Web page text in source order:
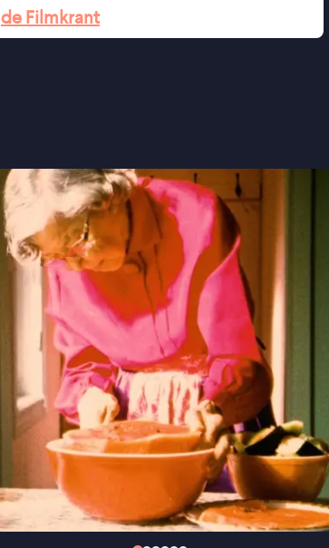
de Filmkrant